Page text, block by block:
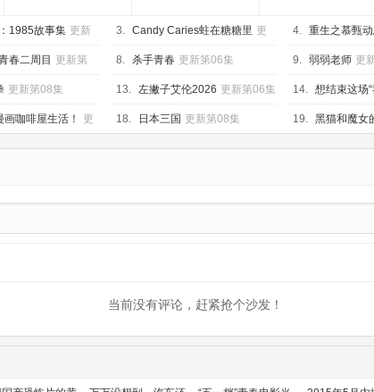
儿rua秃
1985故事集 更新 3. Candy Caries蛀在糖糖里 更
新第05集
4. 重生之慕甄
新第40集
春二周目 更新第 8. 杀手青春 更新第06集 9. 弱弱老师 更
更新第08集 13. 左撇子艾伦2026 更新第06集 14. 想结束这场
更新第05集
画咖啡屋生活！ 更 18. 日本三国 更新第08集 19. 黑猫和魔女
集
当前没有评论，赶紧抢个沙发！